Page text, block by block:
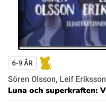
6-9 ÅR
Sören Olsson, Leif
Luna och superkraften: